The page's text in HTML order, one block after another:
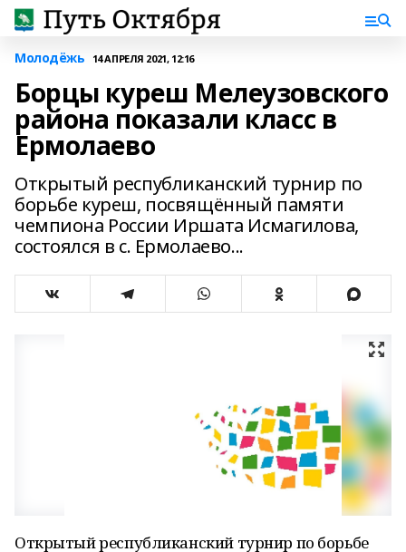
Молодёжь 14 АПРЕЛЯ 2021, 12:16
Борцы куреш Мелеузовского
района показали класс в
Ермолаево
Открытый республиканский турнир по
борьбе куреш, посвящённый памяти
чемпиона России Иршата Исмагилова,
состоялся в с. Ермолаево...
Открытый республиканский турнир по борьбе